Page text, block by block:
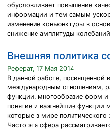
обусловливает повышение
информации и тем самым
изменение конъюнктуры в
снижение амплитуды
Внешняя политика
Реферат, 17 Мая 2014
В данной работе, посвященной
международным отношениям,
функции, многообразие форм и
понятие и важнейшие функции
которые в мире
Часто эта сфера